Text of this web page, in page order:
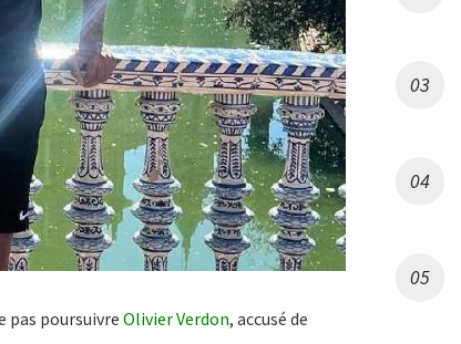
pas poursuivre Olivier Verdon, accusé de